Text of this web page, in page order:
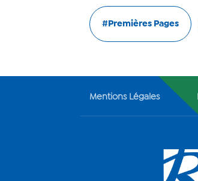
#Premières Pages
Mentions Légales